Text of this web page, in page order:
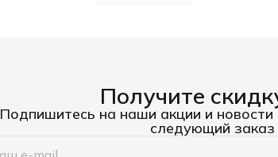
Получите
Подпишитесь на наши акции и новости
следующий заказ